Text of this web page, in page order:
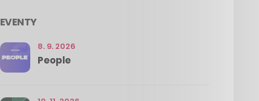
EVENTY
8. 9. 2026
People